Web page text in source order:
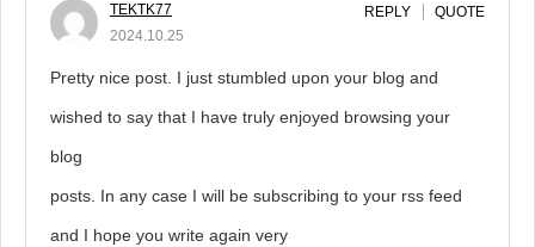
TEKTK77
2024.10.25
REPLY QUOTE
Pretty nice post. I just stumbled upon your blog and
wished to say that I have truly enjoyed browsing your
blog
posts. In any case I will be subscribing to your rss feed
and I hope you write again very